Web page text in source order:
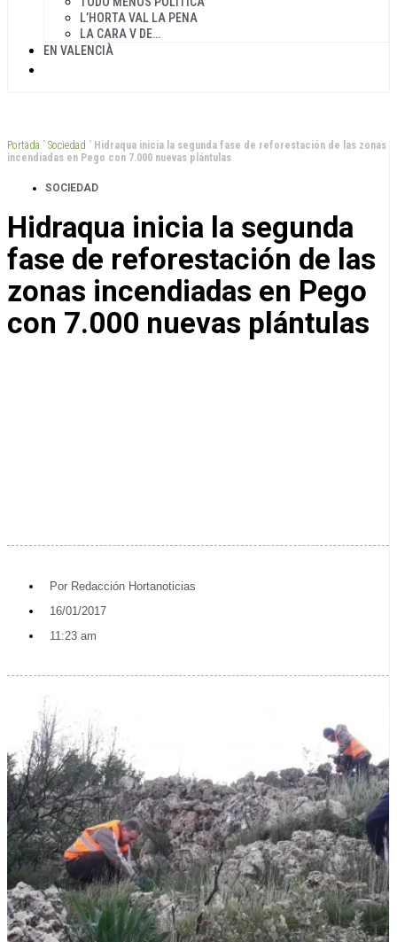
L’HORTA VAL LA PENA
LA CARA V DE…
EN VALENCIÀ
Portada ” Sociedad ” Hidraqua inicia la segunda fase de reforestación de las zonas
incendiadas en Pego con 7.000 nuevas plántulas
SOCIEDAD
Hidraqua inicia la segunda
fase de reforestación de las
zonas incendiadas en Pego
con 7.000 nuevas plántulas
Por Redacción Hortanoticias
16/01/2017
11:23 am